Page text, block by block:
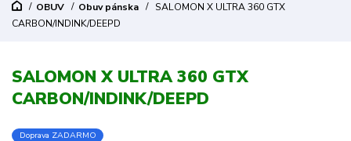
OBUV Obuv pánska
SALOMON X ULTRA 360 GTX
CARBON/INDINK/DEEPD
SALOMON X ULTRA 360 GTX
CARBON/INDINK/DEEPD
Doprava ZADARMO